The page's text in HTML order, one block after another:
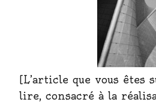
[L’article que vous êtes
lire, consacré à la